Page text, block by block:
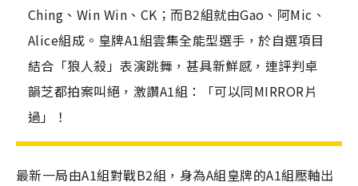
Ching、Win Win、CK；而B2組就由Gao、阿Mic、
Alice組成。皇牌A1組雲集全能型選手，於自選項目
結合「狼人殺」表演跳舞，甚具新鮮感，連評判卓
韻芝都拍案叫絕，激讚A1組：「可以同MIRROR片
過」！
最新一局由A1組對戰B2組，身為A組皇牌的A1組壓軸出